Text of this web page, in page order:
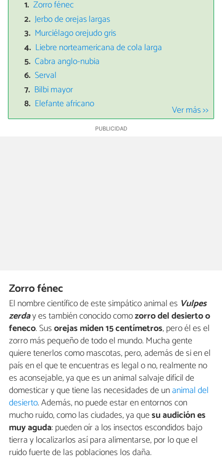
Zorro fénec
Jerbo de orejas largas
Murciélago orejudo gris
Liebre norteamericana de cola larga
Cabra anglo-nubia
Serval
Bilbi mayor
Elefante africano
Ver más >>
Zorro fénec
El nombre científico de este simpático animal es Vulpes
zerday es también conocido comozorro del desierto o
feneco. Susorejas miden 15 centímetros, pero él es el
zorro más pequeño de todo el mundo. Mucha gente
quiere tenerlos como mascotas, pero, además de si en el
país en el que te encuentras es legal o no, realmente no
es aconsejable, ya que es un animal salvaje difícil de
domesticar y que tiene las necesidades de unanimal del
desierto. Además, no puede estar en entornos con
mucho ruido, como las ciudades, ya quesu audición es
muy aguda: pueden oír a los insectos escondidos bajo
tierra y localizarlos así para alimentarse, por lo que el
ruido fuerte de las poblaciones los daña.